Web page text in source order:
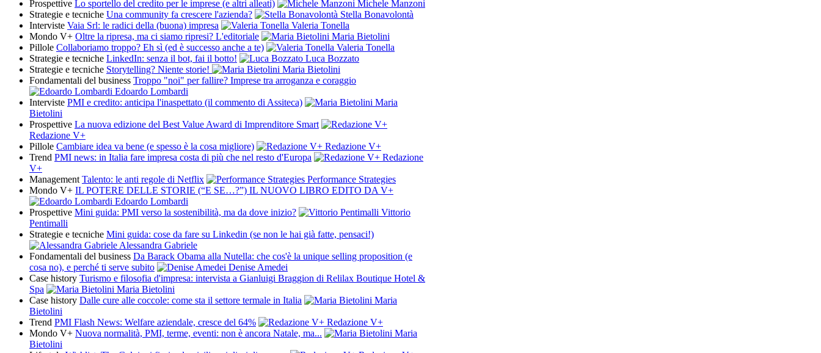
Prospettive Lo sportello del credito per le imprese (e altri alleati)
Michele Manzoni
Strategie e tecniche Una community fa crescere l'azienda?
Stella Bonavolontà
Interviste Vaia Srl: le radici della (buona) impresa
Valeria Tonella
Mondo V+ Oltre la ripresa, ma ci siamo ripresi? L'editoriale
Maria Bietolini
Pillole Collaboriamo troppo? Eh sì (ed è successo anche a te)
Valeria Tonella
Strategie e tecniche LinkedIn: senza il bot, fai il botto!
Luca Bozzato
Strategie e tecniche Storytelling? Niente storie!
Maria Bietolini
Fondamentali del business Troppo "noi" per fallire? Imprese tra arroganza e coraggio
Edoardo Lombardi
Interviste PMI e credito: anticipa l'inaspettato (il commento di Assiteca)
Maria
Bietolini
Prospettive La nuova edizione del Best Value Award di Imprenditore Smart
Redazione V+
Pillole Cambiare idea va bene (e spesso è la cosa migliore)
Redazione V+
Trend PMI news: in Italia fare impresa costa di più che nel resto d'Europa
Redazione
V+
Management Talento: le anti regole di Netflix
Performance Strategies
Mondo V+ IL POTERE DELLE STORIE (“E SE…?”) IL NUOVO LIBRO EDITO DA V+
Edoardo Lombardi
Prospettive Mini guida: PMI verso la sostenibilità, ma da dove inizio?
Vittorio
Pentimalli
Strategie e tecniche Mini guida: cose da fare su Linkedin (se non le hai già fatte, pensaci!)
Alessandra Gabriele
Fondamentali del business Da Barack Obama alla Nutella: che cos'è la unique selling proposition (e
cosa no), e perché ti serve subito
Denise Amedei
Case history Turismo e filosofia d'impresa: intervista a Gianluigi Braggion di Relilax Boutique Hotel &
Spa
Maria Bietolini
Case history Dalle cure alle coccole: come sta il settore termale in Italia
Maria
Bietolini
Trend PMI Flash News: Welfare aziendale, cresce del 64%
Redazione V+
Mondo V+ Nuova normalità, PMI, terme, eventi: non è ancora Natale, ma...
Maria
Bietolini